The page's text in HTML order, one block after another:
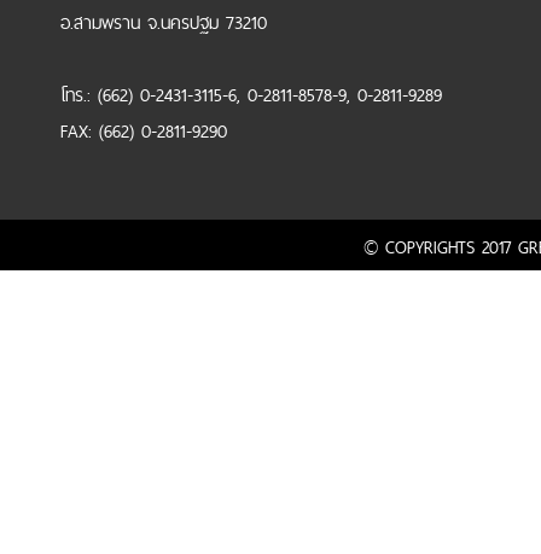
อ.สามพราน จ.นครปฐม 73210
โทร.: (662) 0-2431-3115-6, 0-2811-8578-9, 0-2811-9289
FAX: (662) 0-2811-9290
© COPYRIGHTS 2017